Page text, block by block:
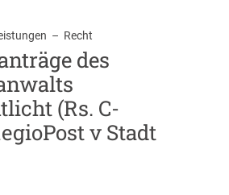
  –
Recht
des
(Rs. C-
v Stadt